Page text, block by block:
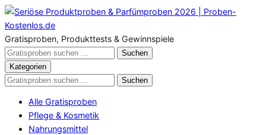
Zum
Inhalt
springen
Gratisproben, Produkttests & Gewinnspiele
Gratisproben
durchsuchen
Suchen
Kategorien
Gratisproben
Suchen
Alle Gratisproben
Pflege & Kosmetik
Nahrungsmittel